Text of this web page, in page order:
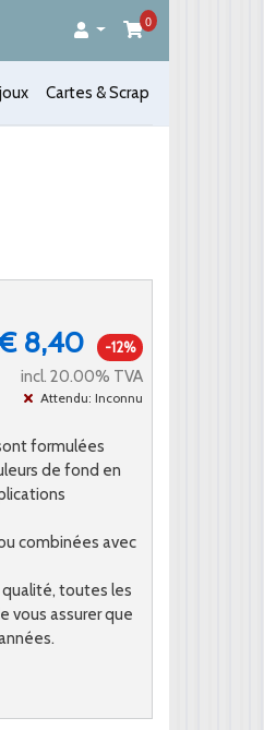
0
Cartes & Scrap
8,40 -12%
incl. 20.00% TVA
Attendu: Inconnu
formulées
de fond en
combinées avec
toutes les
vous assurer que